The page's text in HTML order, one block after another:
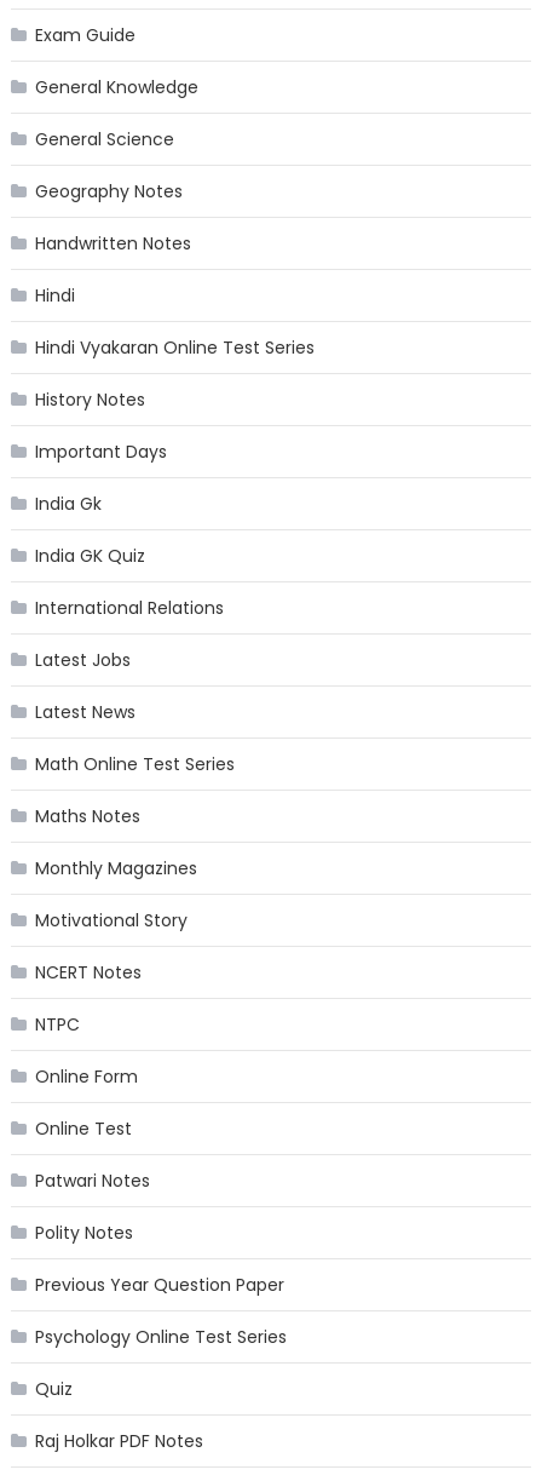
Exam Guide
General Knowledge
General Science
Geography Notes
Handwritten Notes
Hindi
Hindi Vyakaran Online Test Series
History Notes
Important Days
India Gk
India GK Quiz
International Relations
Latest Jobs
Latest News
Math Online Test Series
Maths Notes
Monthly Magazines
Motivational Story
NCERT Notes
NTPC
Online Form
Online Test
Patwari Notes
Polity Notes
Previous Year Question Paper
Psychology Online Test Series
Quiz
Raj Holkar PDF Notes